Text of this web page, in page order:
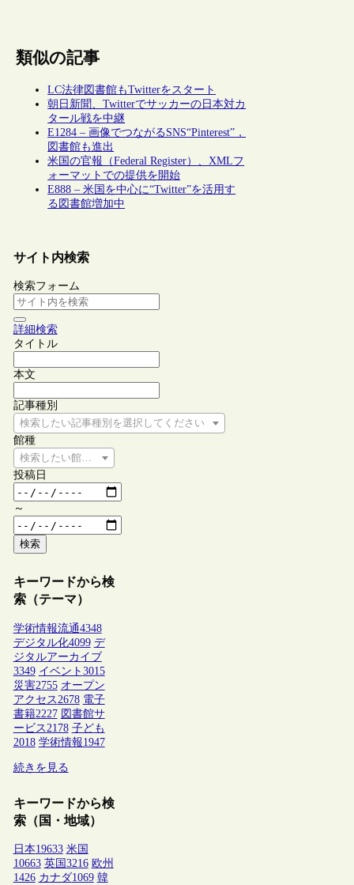
類似の記事
LC法律図書館もTwitterをスタート
朝日新聞、Twitterでサッカーの日本対カ
タール戦を中継
E1284 – 画像でつながるSNS“Pinterest”，
図書館も進出
米国の官報（Federal Register）、XMLフ
ォーマットでの提供を開始
E888 – 米国を中心に“Twitter”を活用す
る図書館増加中
サイト内検索
検索フォーム
詳細検索
タイトル
本文
記事種別
検索したい記事種別を選択してください
館種
検索したい館種を選択してください
投稿日
～
検索
キーワードから検
索（テーマ）
学術情報流通4348
デジタル化4099 デ
ジタルアーカイブ
3349 イベント 3015
災害2755 オープン
アクセス 2678 電子
書籍2227 図書館サ
ービス 2178 子ども
2018 学術情報1947
続きを見る
キーワードから検
索（国・地域）
日本19633 米国
10663 英国 3216 欧州
1426 カナダ1069 韓